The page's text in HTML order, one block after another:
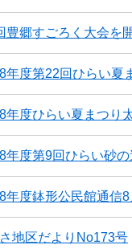
豊郷すごろく大会を
年度第22回ひらい夏
年度ひらい夏まつり
年度第9回ひらい砂
年度鉢形公民館通信
地区だよりNo173号